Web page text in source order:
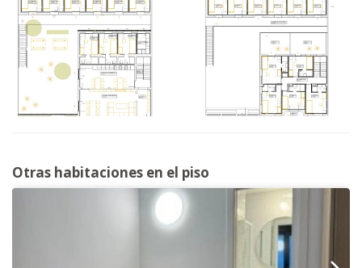
Otras habitaciones en el piso